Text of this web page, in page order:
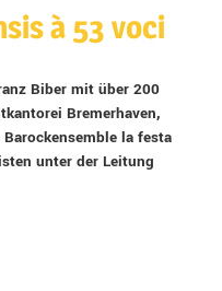
à 53 voci
Biber mit über 200
Bremerhaven,
la festa
unter der Leitung